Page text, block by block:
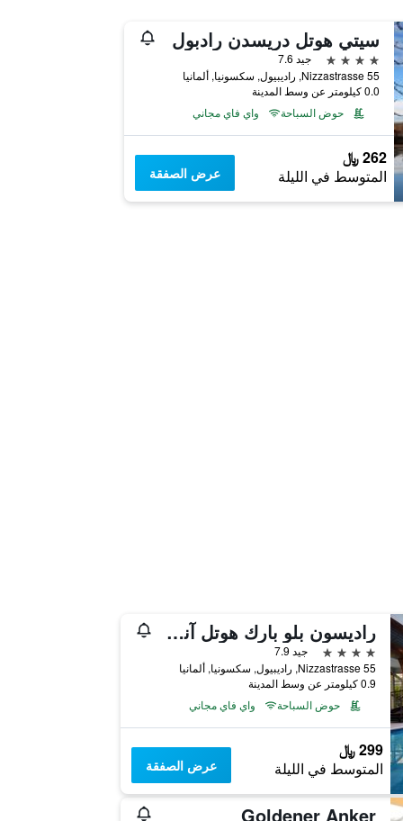
سيتي هوتل دريسدن رادبول
4 نجوم
جيد 7.6
Nizzastrasse 55, راديبيول, سكسونيا, ألمانيا
0.0 كيلومتر عن وسط المدينة
حوض السباحة
واي فاي مجاني
262 ﷼
المتوسط في الليلة عرض الصفقة
راديسون بلو بارك هوتل آند كونفرنس سنتر
4 نجوم
جيد 7.9
Nizzastrasse 55, راديبيول, سكسونيا, ألمانيا
0.9 كيلومتر عن وسط المدينة
حوض السباحة
واي فاي مجاني
299 ﷼
المتوسط في الليلة عرض الصفقة
Goldener Anker